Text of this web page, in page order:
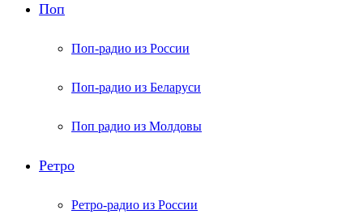
Поп
Поп-радио из России
Поп-радио из Беларуси
Поп радио из Молдовы
Ретро
Ретро-радио из России